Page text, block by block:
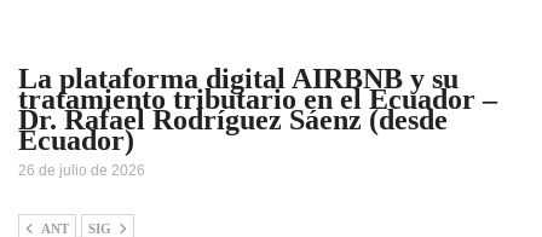
La plataforma digital AIRBNB y su
tratamiento tributario en el Ecuador –
Dr. Rafael Rodríguez Sáenz (desde
Ecuador)
26 de julio de 2026
ANT SIG